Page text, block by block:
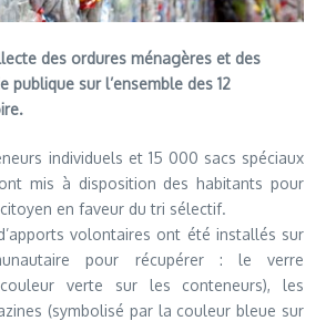
des ordures ménagères et des
publique sur l’ensemble des 12
individuels et 15 000 sacs spéciaux
mis à disposition des habitants pour
en faveur du tri sélectif.
volontaires ont été installés sur
pour récupérer : le verre
verte sur les conteneurs), les
(symbolisé par la couleur bleue sur